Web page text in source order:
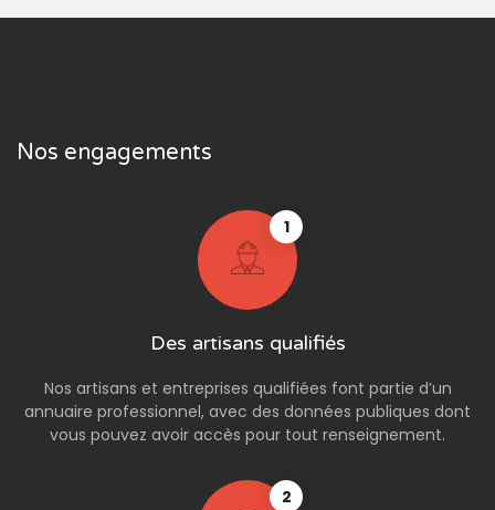
Nos engagements
1
Des artisans qualifiés
Nos artisans et entreprises qualifiées font partie d’un
annuaire professionnel, avec des données publiques dont
vous pouvez avoir accès pour tout renseignement.
2